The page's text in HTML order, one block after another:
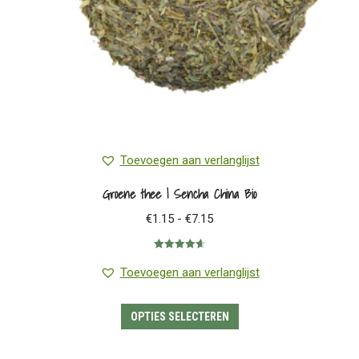
Toevoegen aan verlanglijst
Groene thee | Sencha China Bio
€1.15 - €7.15Prijsklasse:
€7.15
4.67uit 5
Toevoegen aan verlanglijst
OPTIES SELECTEREN